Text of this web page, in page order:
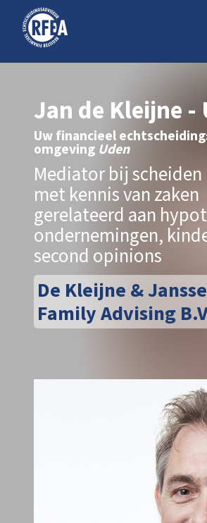
Jan de Kleijne -
Uw financieel
omgeving Uden
Mediator bij scheiden
met kennis van zaken
gerelateerd aan
ondernemingen,
second opinions
De Kleijne &
Family Advising